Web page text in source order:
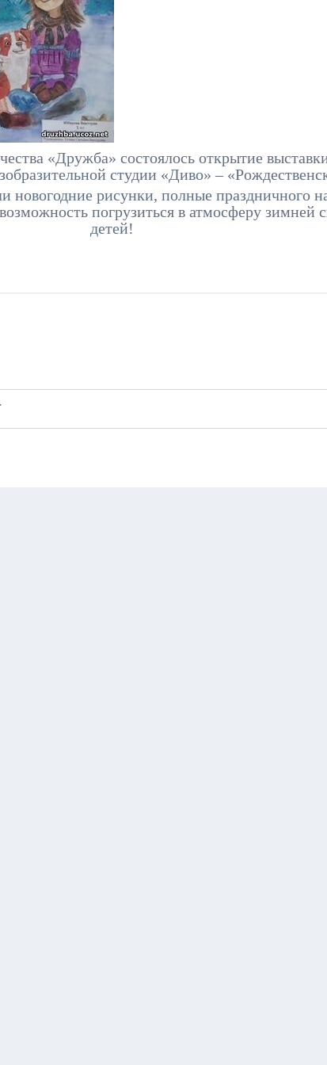
«Дружба» состоялось открытие
студии «Диво» –
новогодние рисунки, полные праздничного
погрузиться в атмосферу зимней
детей!